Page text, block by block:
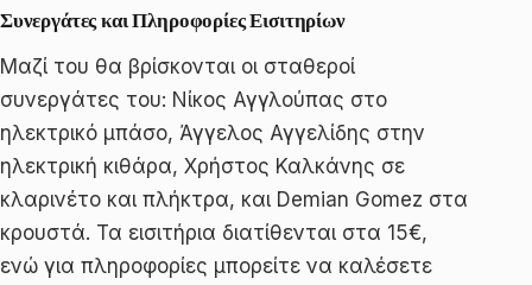
Συνεργάτες και Πληροφορίες Εισιτηρίων
Μαζί του θα βρίσκονται οι σταθεροί
συνεργάτες του: Νίκος Αγγλούπας στο
ηλεκτρικό μπάσο, Άγγελος Αγγελίδης στην
ηλεκτρική κιθάρα, Χρήστος Καλκάνης σε
κλαρινέτο και πλήκτρα, και Demian Gomez στα
κρουστά. Τα εισιτήρια διατίθενται στα 15€,
ενώ για πληροφορίες μπορείτε να καλέσετε